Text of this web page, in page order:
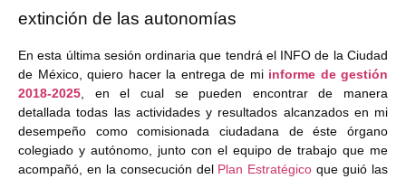
extinción de las autonomías
En esta última sesión ordinaria que tendrá el INFO de la Ciudad
de México, quiero hacer la entrega de mi informe de gestión
2018-2025 , en el cual se pueden encontrar de manera
detallada todas las actividades y resultados alcanzados en mi
desempeño como comisionada ciudadana de éste órgano
colegiado y autónomo, junto con el equipo de trabajo que me
acompañó, en la consecución del Plan Estratégico que guió las